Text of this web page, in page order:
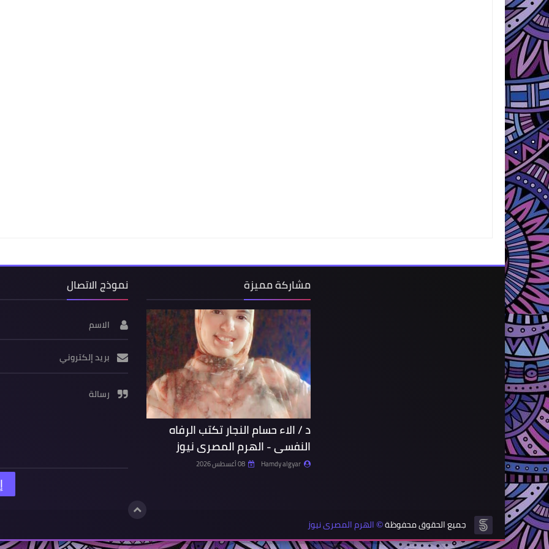
مشاركة مميزة
د / الاء حسام النجار تكتب الرفاه
النفسى - الهرم المصرى نيوز
Hamdy algyar 08 أغسطس 2026
نموذج الاتصال
الاسم
بريد إلكتروني
رسالة
جميع الحقوق محفوظة© الهرم المصرى نيوز